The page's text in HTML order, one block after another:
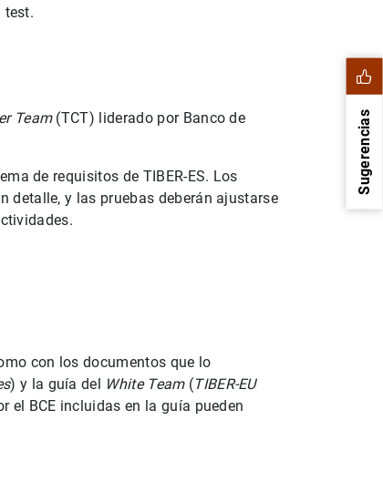
test.
Team(TCT) liderado por Banco de
de requisitos de TIBER-ES. Los
detalle, y las pruebas deberán ajustarse
con los documentos que lo
) y la guía del White Team(TIBER-EU
BCE incluidas en la guía pueden
Sugerencias